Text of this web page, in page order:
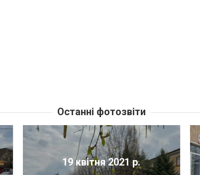
Останні фотозвіти
19 квітня 2021 р.